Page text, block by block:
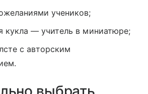
учеников;
кукла — учитель в миниатюре;
с авторским